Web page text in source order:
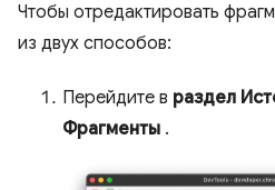
Чтобы отредактировать
из двух способов:
Перейдите в раздел
Фрагменты .